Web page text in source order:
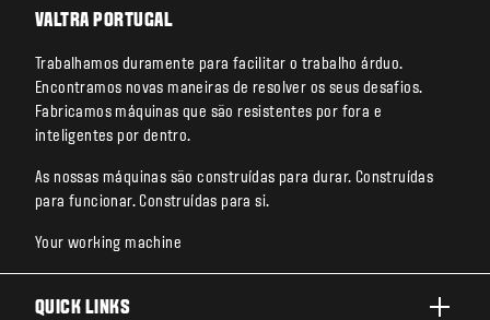
VALTRA PORTUGAL
Trabalhamos duramente para facilitar o trabalho árduo.
Encontramos novas maneiras de resolver os seus desafios.
Fabricamos máquinas que são resistentes por fora e
inteligentes por dentro.
As nossas máquinas são construídas para durar. Construídas
para funcionar. Construídas para si.
Your working machine
QUICK LINKS